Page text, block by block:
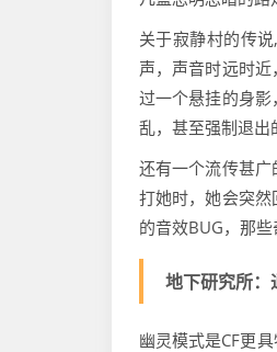
关于寂静村的传
声，声音时远时
过一个悬挂的身
乱，甚至强制退出
还有一个流传甚
打她时，她会突
的音效BUG，那
地下研究所：
幽灵模式是CF更